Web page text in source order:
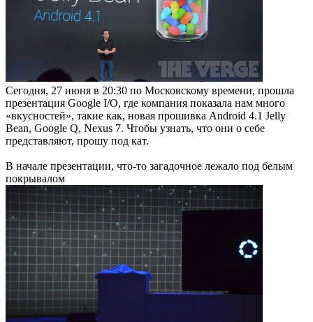
Сегодня, 27 июня в 20:30 по Московскому времени, прошла
презентация Google I/O, где компания показала нам много
«вкусностей», такие как, новая прошивка Android 4.1 Jelly
Bean, Google Q, Nexus 7. Чтобы узнать, что они о себе
представляют, прошу под кат.
В начале презентации, что-то загадочное лежало под белым
покрывалом